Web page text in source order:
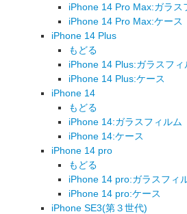
iPhone 14 Pro Max:ガラス
iPhone 14 Pro Max:ケース
iPhone 14 Plus
もどる
iPhone 14 Plus:ガラスフィ
iPhone 14 Plus:ケース
iPhone 14
もどる
iPhone 14:ガラスフィルム
iPhone 14:ケース
iPhone 14 pro
もどる
iPhone 14 pro:ガラスフィ
iPhone 14 pro:ケース
iPhone SE3(第３世代)